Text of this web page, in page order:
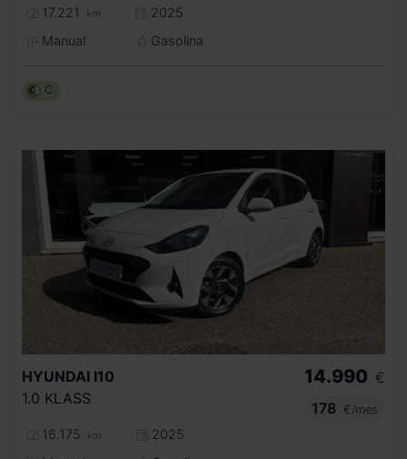
17.221 km
2025
Manual
Gasolina
C
HYUNDAI I10
1.0 KLASS
16.175 km
2025
14.990 €
178
€/mes